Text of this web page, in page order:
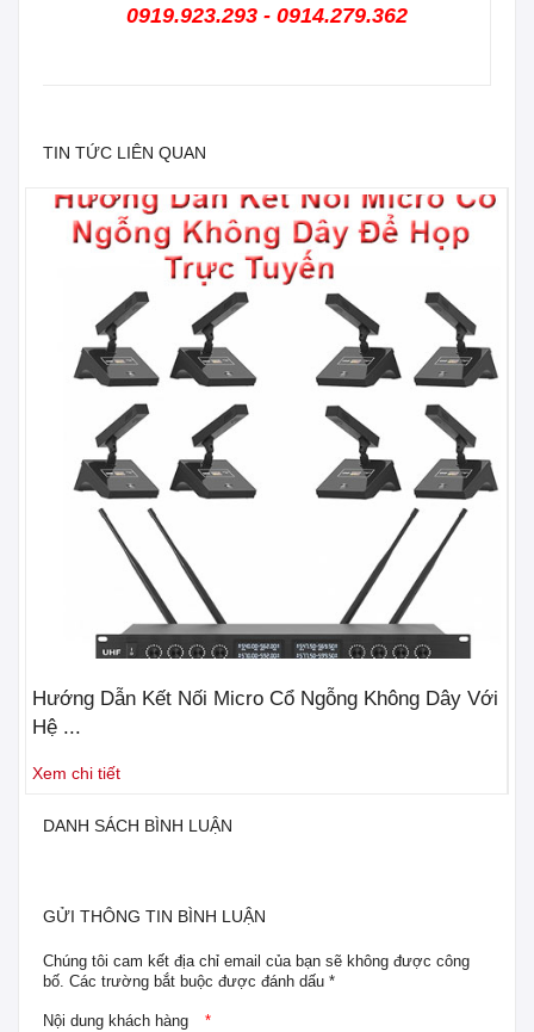
0919.923.293 - 0914.279.362
TIN TỨC LIÊN QUAN
Hướng Dẫn Kết Nối Micro Cổ Ngỗng Không Dây Với
Hệ ...
Xem chi tiết
DANH SÁCH BÌNH LUẬN
GỬI THÔNG TIN BÌNH LUẬN
Chúng tôi cam kết địa chỉ email của bạn sẽ không được công
bố. Các trường bắt buộc được đánh dấu *
Nội dung khách hàng *